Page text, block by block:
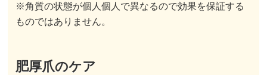
※角質の状態が個人個人で異なるので効果を保証する
ものではありません。
肥厚爪のケア